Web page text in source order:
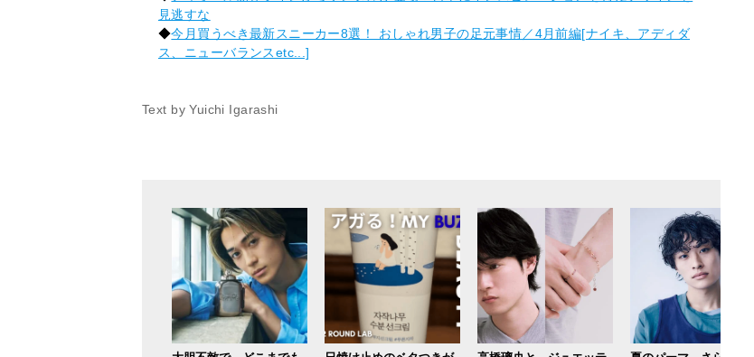
見逃すな
◆今月買うべき最新スニーカー8選！ おしゃれ男子の足元事情／4月前編[ナイキ、アディダ
ス、ニューバランスetc...]
Text by Yuichi Igarashi